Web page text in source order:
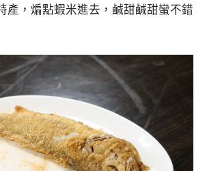
產，煸點蝦米進去，鹹甜鹹甜蠻不錯